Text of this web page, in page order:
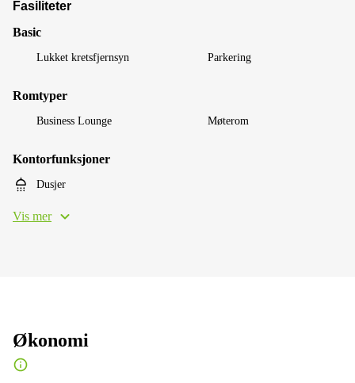
Fasiliteter
Basic
Lukket kretsfjernsyn Parkering
Romtyper
Business Lounge Møterom
Kontorfunksjoner
Dusjer
Vis mer
Økonomi